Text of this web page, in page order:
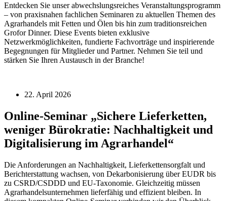
Entdecken Sie unser abwechslungsreiches Veranstaltungsprogramm
– von praxisnahen fachlichen Seminaren zu aktuellen Themen des
Agrarhandels mit Fetten und Ölen bis hin zum traditionsreichen
Grofor Dinner. Diese Events bieten exklusive
Netzwerkmöglichkeiten, fundierte Fachvorträge und inspirierende
Begegnungen für Mitglieder und Partner. Nehmen Sie teil und
stärken Sie Ihren Austausch in der Branche!
22. April 2026
Online-Seminar „Sichere Lieferketten,
weniger Bürokratie: Nachhaltigkeit und
Digitalisierung im Agrarhandel“
Die Anforderungen an Nachhaltigkeit, Lieferkettensorgfalt und
Berichterstattung wachsen, von Dekarbonisierung über EUDR bis
zu CSRD/CSDDD und EU‑Taxonomie. Gleichzeitig müssen
Agrarhandelsunternehmen lieferfähig und effizient bleiben. In